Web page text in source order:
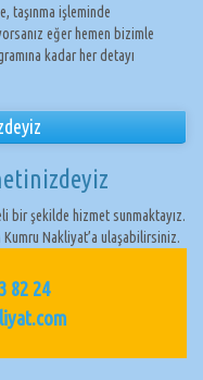
taşınma işleminde
eğer hemen bizimle
kadar her detayı
bir şekilde hizmet sunmaktayız.
Nakliyat’a ulaşabilirsiniz.
82 24